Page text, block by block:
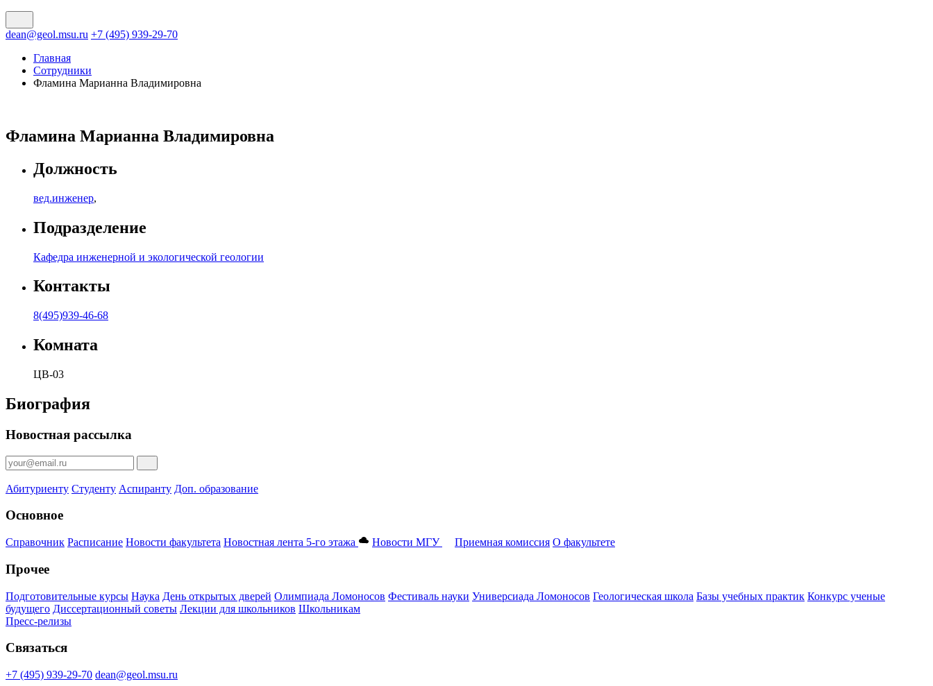
dean@geol.msu.ru +7 (495) 939-29-70
Главная
Сотрудники
Фламина Марианна Владимировна
Фламина Марианна Владимировна
Должность
вед.инженер,
Подразделение
Кафедра инженерной и экологической геологии
Контакты
8(495)939-46-68
Комната
ЦВ-03
Биография
Новостная рассылка
Абитуриенту Студенту Аспиранту Доп. образование
Основное
Справочник Расписание Новости факультета Новостная лента 5-го этажа Новости МГУ Приемная комиссия О факультете
Прочее
Подготовительные курсы Наука День открытых дверей Олимпиада Ломоносов Фестиваль науки Универсиада Ломоносов Геологическая школа Базы учебных практик Конкурс ученые
будущего Диссертационный советы Лекции для школьников Школьникам
Пресс-релизы
Связаться
+7 (495) 939-29-70 dean@geol.msu.ru